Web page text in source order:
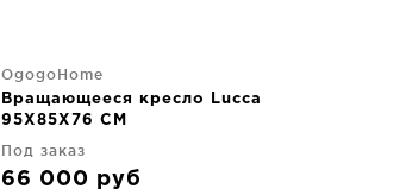
OgogoHome
Вращающееся кресло Lucca
95X85X76 CM
Под заказ
66 000 руб